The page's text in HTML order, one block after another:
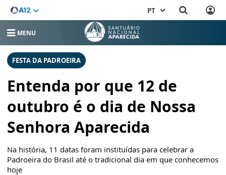
PT
MENU
FESTA DA PADROEIRA
Entenda por que 12 de
outubro é o dia de Nossa
Senhora Aparecida
Na história, 11 datas foram instituídas para celebrar a
Padroeira do Brasil até o tradicional dia em que conhecemos
hoje